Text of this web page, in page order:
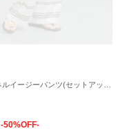
-50%OFF-